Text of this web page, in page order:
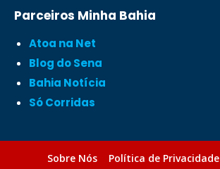
Parceiros Minha Bahia
Atoa na Net
Blog do Sena
Bahia Notícia
Só Corridas
Sobre Nós Política de Privacidade